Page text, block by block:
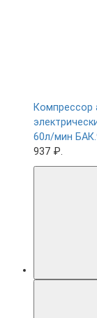
Компрессор
60л/мин
937 ₽.